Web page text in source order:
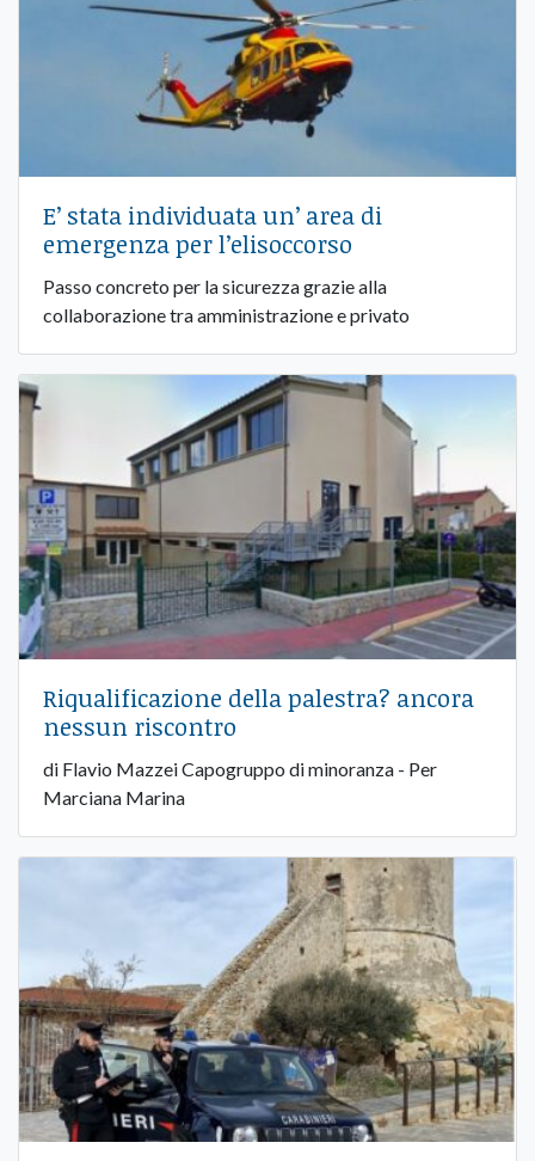
E’ stata individuata un’ area di
emergenza per l’elisoccorso
Passo concreto per la sicurezza grazie alla
collaborazione tra amministrazione e privato
Riqualificazione della palestra? ancora
nessun riscontro
di Flavio Mazzei Capogruppo di minoranza - Per
Marciana Marina